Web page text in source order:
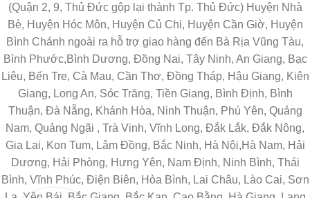
(Quận 2, 9, Thủ Đức gộp lại thành Tp. Thủ Đức) Huyện Nhà
Bè, Huyện Hóc Môn, Huyện Củ Chi, Huyện Cần Giờ, Huyện
Bình Chánh ngoài ra hỗ trợ giao hàng đến Bà Rịa Vũng Tàu,
Bình Phước,Bình Dương, Đồng Nai, Tây Ninh, An Giang, Bạc
Liêu, Bến Tre, Cà Mau, Cần Thơ, Đồng Tháp, Hậu Giang, Kiên
Giang, Long An, Sóc Trăng, Tiền Giang, Bình Định, Bình
Thuận, Đà Nẵng, Khánh Hòa, Ninh Thuận, Phú Yên, Quảng
Nam, Quảng Ngãi , Trà Vinh, Vĩnh Long, Đắk Lắk, Đắk Nông,
Gia Lai, Kon Tum, Lâm Đồng, Bắc Ninh, Hà Nội,Hà Nam, Hải
Dương, Hải Phòng, Hưng Yên, Nam Định, Ninh Bình, Thái
Bình, Vĩnh Phúc, Điện Biên, Hòa Bình, Lai Châu, Lào Cai, Sơn